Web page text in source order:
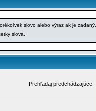
slovo alebo výraz ak je zadaný.
slová.
Prehľadaj predchádzajúce: